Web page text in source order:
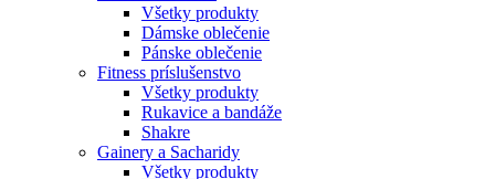
Všetky produkty
Dámske oblečenie
Pánske oblečenie
Fitness príslušenstvo
Všetky produkty
Rukavice a bandáže
Shakre
Gainery a Sacharidy
Všetky produkty